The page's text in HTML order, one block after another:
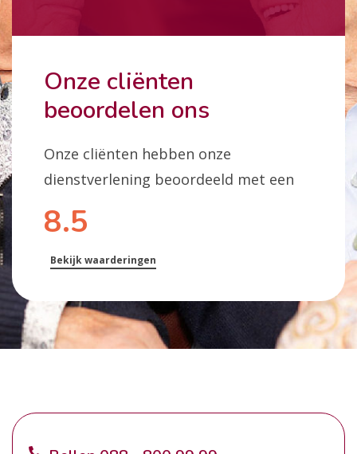
Onze cliënten
beoordelen ons
Onze cliënten hebben onze
dienstverlening beoordeeld met een
8.5
Bekijk waarderingen